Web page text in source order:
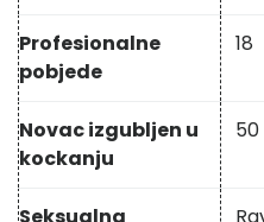
Profesionalne
pobjede
18
Novac izgubljen u
kockanju
Seksualna